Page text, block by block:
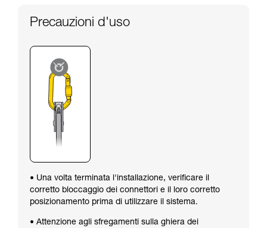
Precauzioni d'uso
• Una volta terminata l'installazione, verificare il
corretto bloccaggio dei connettori e il loro corretto
posizionamento prima di utilizzare il sistema.
• Attenzione agli sfregamenti sulla ghiera dei